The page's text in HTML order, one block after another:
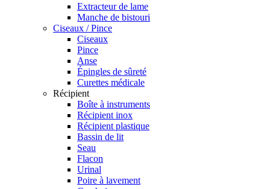
Extracteur de lame
Manche de bistouri
Ciseaux / Pince
Ciseaux
Pince
Anse
Épingles de sûreté
Curettes médicale
Récipient
Boîte à instruments
Récipient inox
Récipient plastique
Bassin de lit
Seau
Flacon
Urinal
Poire à lavement